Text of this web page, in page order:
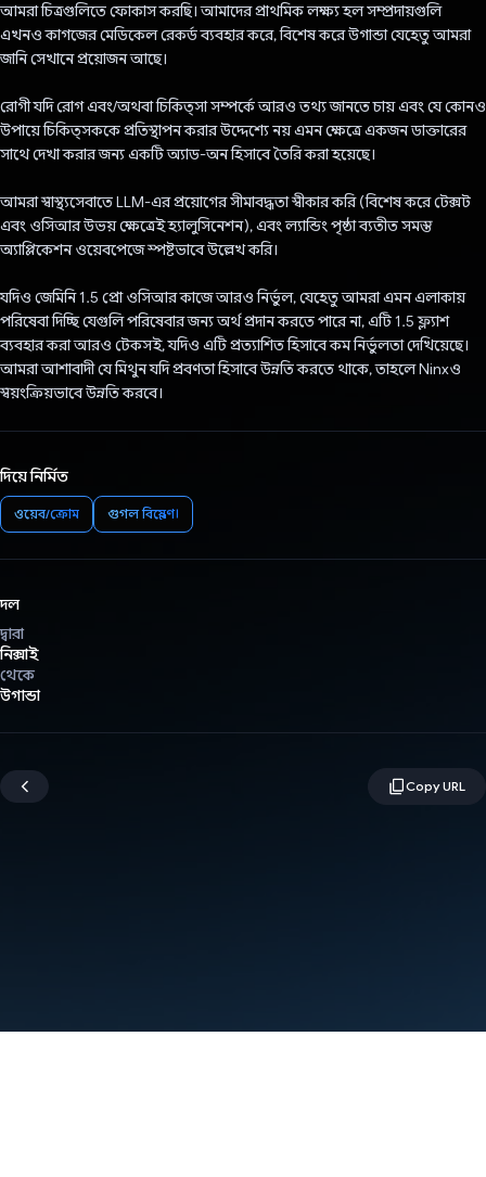
আমরা চিত্রগুলিতে ফোকাস করছি। আমাদের প্রাথমিক লক্ষ্য হল সম্প্রদায়গুলি
এখনও কাগজের মেডিকেল রেকর্ড ব্যবহার করে, বিশেষ করে উগান্ডা যেহেতু আমরা
জানি সেখানে প্রয়োজন আছে।
রোগী যদি রোগ এবং/অথবা চিকিত্সা সম্পর্কে আরও তথ্য জানতে চায় এবং যে কোনও
উপায়ে চিকিত্সককে প্রতিস্থাপন করার উদ্দেশ্যে নয় এমন ক্ষেত্রে একজন ডাক্তারের
সাথে দেখা করার জন্য একটি অ্যাড-অন হিসাবে তৈরি করা হয়েছে।
আমরা স্বাস্থ্যসেবাতে LLM-এর প্রয়োগের সীমাবদ্ধতা স্বীকার করি (বিশেষ করে টেক্সট
এবং ওসিআর উভয় ক্ষেত্রেই হ্যালুসিনেশন), এবং ল্যান্ডিং পৃষ্ঠা ব্যতীত সমস্ত
অ্যাপ্লিকেশন ওয়েবপেজে স্পষ্টভাবে উল্লেখ করি।
যদিও জেমিনি 1.5 প্রো ওসিআর কাজে আরও নির্ভুল, যেহেতু আমরা এমন এলাকায়
পরিষেবা দিচ্ছি যেগুলি পরিষেবার জন্য অর্থ প্রদান করতে পারে না, এটি 1.5 ফ্ল্যাশ
ব্যবহার করা আরও টেকসই, যদিও এটি প্রত্যাশিত হিসাবে কম নির্ভুলতা দেখিয়েছে।
আমরা আশাবাদী যে মিথুন যদি প্রবণতা হিসাবে উন্নতি করতে থাকে, তাহলে Ninxও
স্বয়ংক্রিয়ভাবে উন্নতি করবে।
দিয়ে নির্মিত
ওয়েব/ক্রোম গুগল বিশ্লেষণ।
দল
দ্বারা
নিক্সাই
থেকে
উগান্ডা